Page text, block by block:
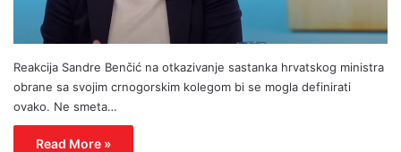
Reakcija Sandre Benčić na otkazivanje sastanka hrvatskog ministra
obrane sa svojim crnogorskim kolegom bi se mogla definirati
ovako. Ne smeta…
Read More »